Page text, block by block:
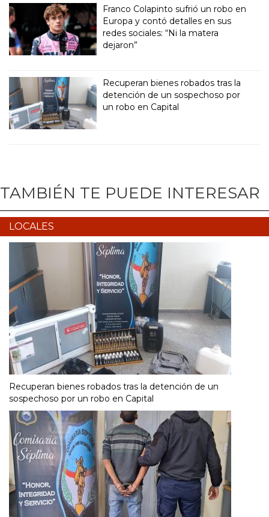
Franco Colapinto sufrió un robo en
Europa y contó detalles en sus
redes sociales: “Ni la matera
dejaron”
Recuperan bienes robados tras la
detención de un sospechoso por
un robo en Capital
TAMBIÉN TE PUEDE INTERESAR
LOCALES
Recuperan bienes robados tras la detención de un
sospechoso por un robo en Capital